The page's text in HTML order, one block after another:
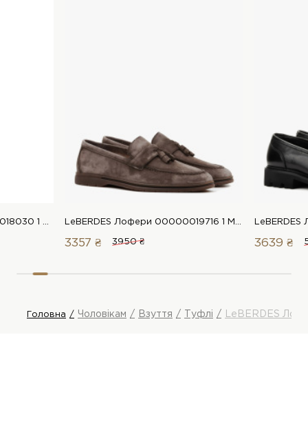
LeBERDES Лофери 00000018030 1 Магазин взуття “Favorite Shoes” LeBERDES Лофери 00000019716 1 Магазин взуття “Favorite Shoes”
3357 ₴ 3950 ₴ 3639 ₴
Головна Чоловікам Взуття Туфлі LeBERDES